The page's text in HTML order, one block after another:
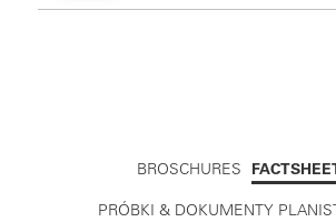
BROSCHURES
PRÓBKI & DOKUMENTY